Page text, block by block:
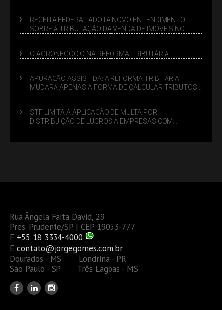
RECEITA FEDERAL ADOTA NOVO ENTENDIMENTO
SOBRE A TRIBUTAÇÃO DA VENDA DE IMÓVEIS NO
O AGRONEGÓCIO NA REFORMA TRIBUTÁRIA
APURAÇÃO ASSISTIDA: A REFORMA TRIBITÁRIA
MUDARÁ APENAS A FORMA DE CALCULAR TRIBUTOS
STF LIMITA A APLICAÇÃO DE MULTA POR
DISTRIBUIÇÃO DE LUCROS A EMPRESAS COM
Rua Ângela Faita David, 29
Pres. Prudente/SP | CEP 19053-777
F +55 18 3334-4000
E contato@jorgegomes.com.br
Dourados - MS Londrina - PR
São Paulo - SP Três Lagoas - MS